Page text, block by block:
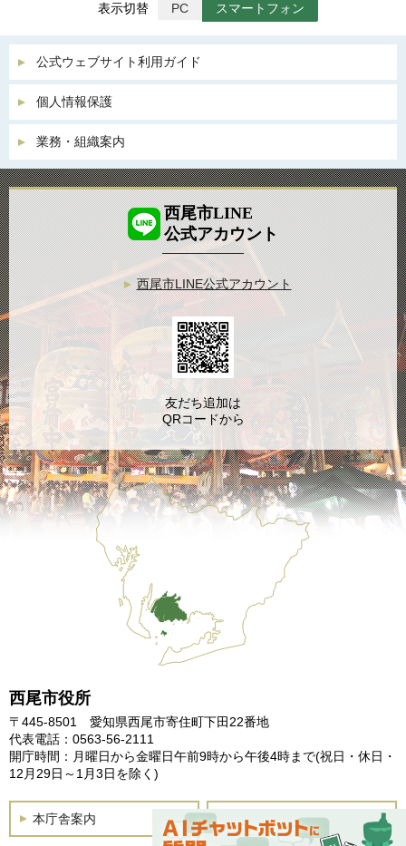
表示切替 PC スマートフォン
公式ウェブサイト利用ガイド
個人情報保護
業務・組織案内
西尾市役所
〒445-8501 愛知県西尾市寄住町下田22番地
代表電話：0563-56-2111
開庁時間：月曜日から金曜日午前9時から午後4時まで(祝日・休日・
12月29日～1月3日を除く)
本庁舎案内 土曜開庁
西尾市LINE
公式アカウント
西尾市LINE公式アカウント
友だち追加は
QRコードから